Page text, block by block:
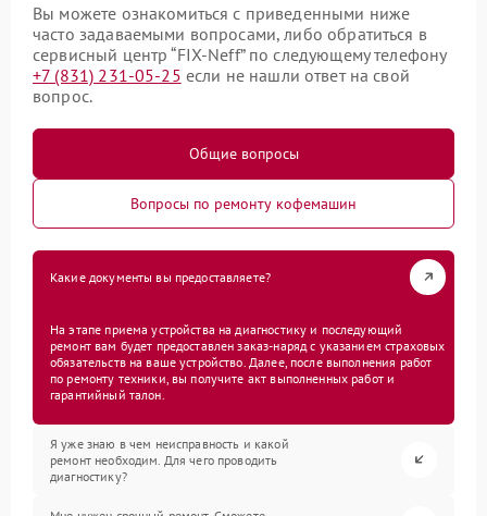
Вы можете ознакомиться с приведенными ниже
часто задаваемыми вопросами, либо обратиться в
сервисный центр “FIX-Neff” по следующему телефону
+7 (831) 231-05-25 если не нашли ответ на свой
вопрос.
Общие вопросы
Вопросы по ремонту кофемашин
Какие документы вы предоставляете?
На этапе приема устройства на диагностику и последующий
ремонт вам будет предоставлен заказ-наряд с указанием страховых
обязательств на ваше устройство. Далее, после выполнения работ
по ремонту техники, вы получите акт выполненных работ и
гарантийный талон.
Я уже знаю в чем неисправность и какой
ремонт необходим. Для чего проводить
диагностику?